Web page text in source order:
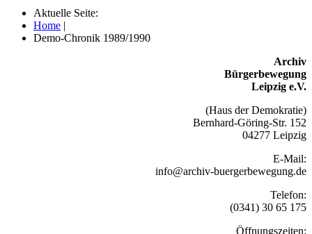
Aktuelle Seite:
Home |
Demo-Chronik 1989/1990
Archiv
Bürgerbewegung
Leipzig e.V.
(Haus der Demokratie)
Bernhard-Göring-Str. 152
04277 Leipzig
E-Mail:
info@archiv-buergerbewegung.de
Telefon:
(0341) 30 65 175
Öffnungszeiten: